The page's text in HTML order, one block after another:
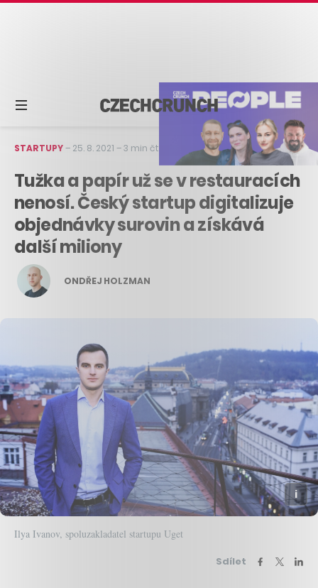
STARTUPY– 25. 8. 2021 –3 min čtení
Tužka a papír už se v restauracích
nenosí. Český startup digitalizuje
objednávky surovin a získává
další miliony
ONDŘEJ HOLZMAN
Ilya Ivanov, spoluzakladatel startupu Uget
Sdílet